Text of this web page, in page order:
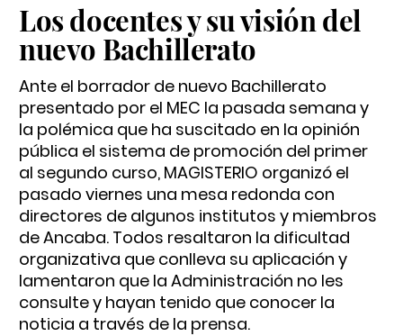
Los docentes y su visión del
nuevo Bachillerato
Ante el borrador de nuevo Bachillerato
presentado por el MEC la pasada semana y
la polémica que ha suscitado en la opinión
pública el sistema de promoción del primer
al segundo curso, MAGISTERIO organizó el
pasado viernes una mesa redonda con
directores de algunos institutos y miembros
de Ancaba. Todos resaltaron la dificultad
organizativa que conlleva su aplicación y
lamentaron que la Administración no les
consulte y hayan tenido que conocer la
noticia a través de la prensa.